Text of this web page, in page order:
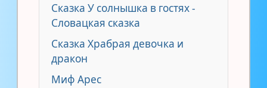
Сказка У солнышка в гостях -
Словацкая сказка
Сказка Храбрая девочка и
дракон
Миф Арес